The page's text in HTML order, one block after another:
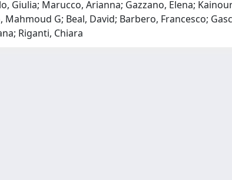
Giulia; Marucco, Arianna; Gazzano, Elena;
Mahmoud G; Beal, David; Barbero, Francesco;
Riganti, Chiara